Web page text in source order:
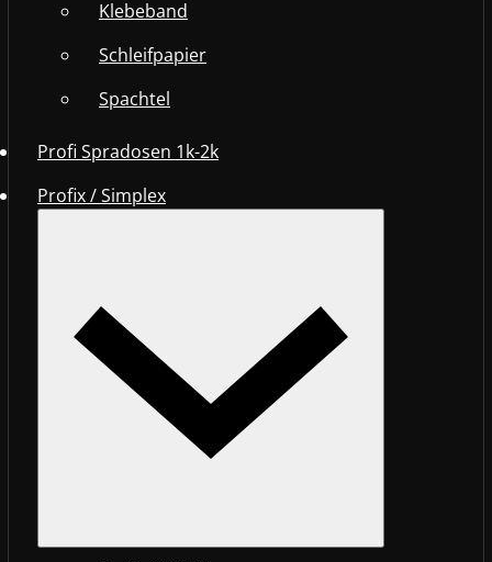
Klebeband
Schleifpapier
Spachtel
Profi Spradosen 1k-2k
Profix / Simplex